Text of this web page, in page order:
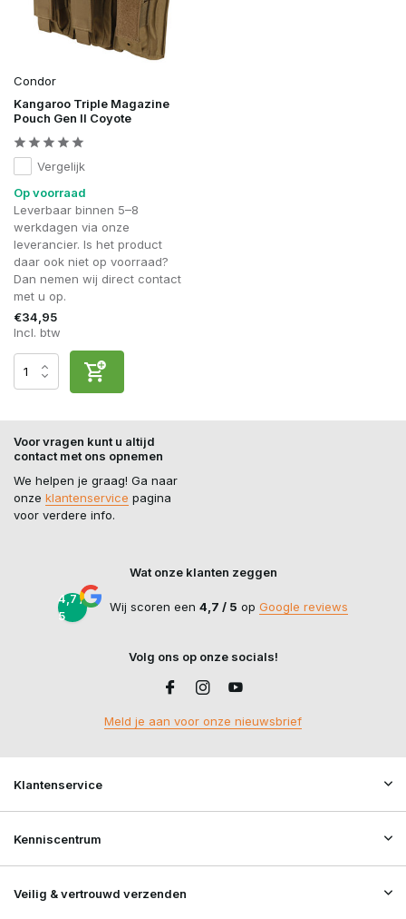
Condor
Kangaroo Triple Magazine
Pouch Gen II Coyote
Vergelijk
Op voorraad
Leverbaar binnen 5–8
werkdagen via onze
leverancier. Is het product
daar ook niet op voorraad?
Dan nemen wij direct contact
met u op.
€34,95
Incl. btw
Voor vragen kunt u altijd
contact met ons opnemen
We helpen je graag! Ga naar
onze klantenservice pagina
voor verdere info.
Wat onze klanten zeggen
4,7 /
5
Wij scoren een 4,7 / 5 op Google reviews
Volg ons op onze socials!
Meld je aan voor onze nieuwsbrief
Klantenservice
Kenniscentrum
Veilig & vertrouwd verzenden